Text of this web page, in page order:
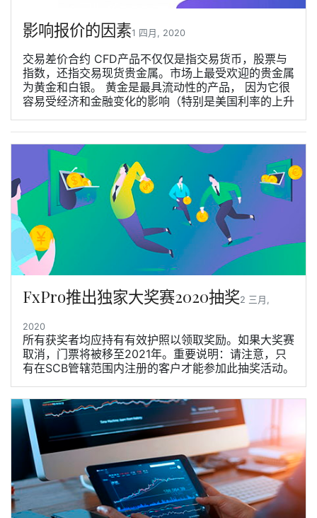
影响报价的因素1 四月, 2020
交易差价合约 CFD产品不仅仅是指交易货币，股票与
指数，还指交易现货贵金属。市场上最受欢迎的贵金属
为黄金和白银。 黄金是最具流动性的产品， 因为它很
容易受经济和金融变化的影响（特别是美国利率的上升
FxPro推出独家大奖赛2020抽奖2 三月,
2020
所有获奖者均应持有有效护照以领取奖励。如果大奖赛
取消，门票将被移至2021年。重要说明：请注意，只
有在SCB管辖范围内注册的客户才能参加此抽奖活动。